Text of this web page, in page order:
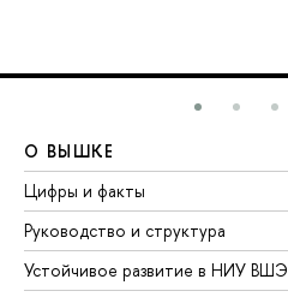
О ВЫШКЕ
Цифры и факты
Руководство и структура
Устойчивое развитие в НИУ ВШЭ